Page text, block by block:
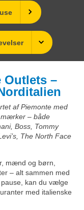
Outlets –
af Piemonte med
– både
Boss, Tommy
The North Face
mænd og børn,
– alt sammen med
kan du vælge
med italienske